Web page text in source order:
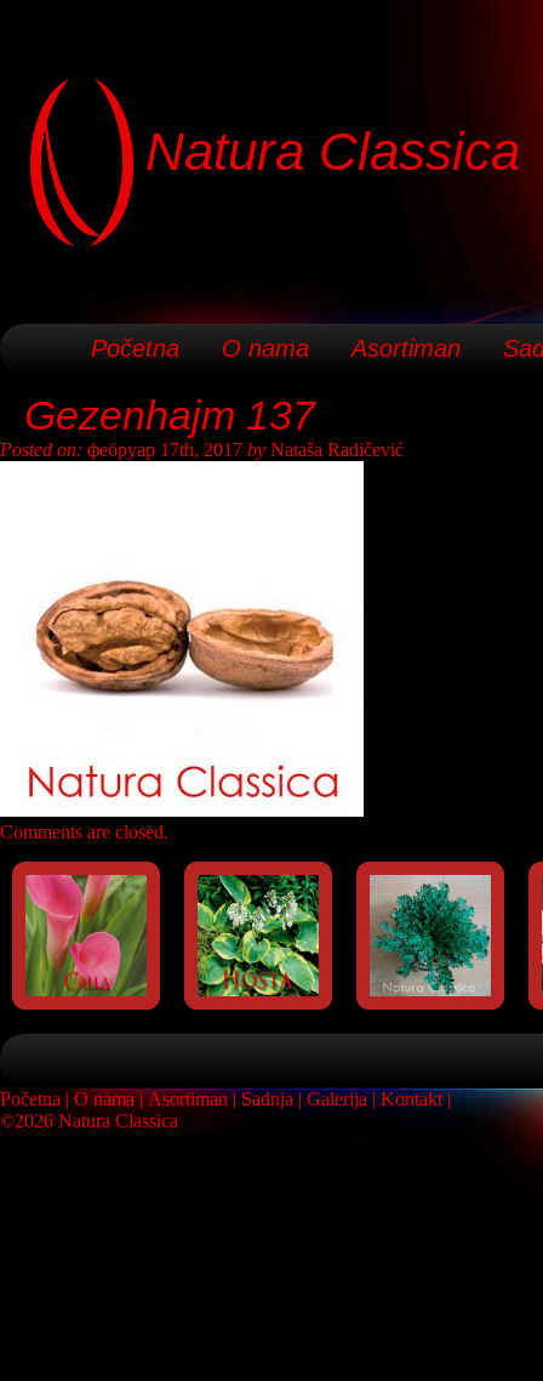
Natura Classica
Početna O nama Asortiman
Gezenhajm 137
Posted on: фебруар 17th, 2017 by Nataša Radičević
Comments are closed.
Početna O nama Asortiman Sadnja Galerija
Kontakt
©2026 Natura Classica